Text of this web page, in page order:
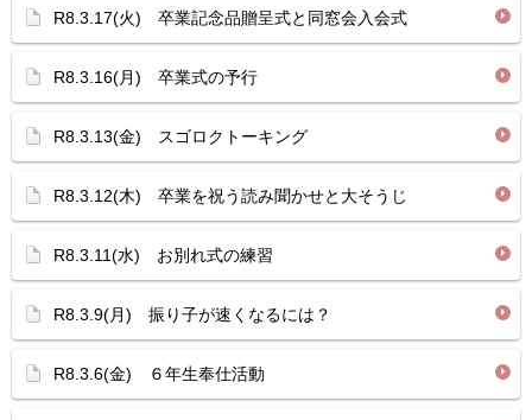
R8.3.17(火) 卒業記念品贈呈式と同窓会入会式
R8.3.16(月) 卒業式の予行
R8.3.13(金) スゴロクトーキング
R8.3.12(木) 卒業を祝う読み聞かせと大そうじ
R8.3.11(水) お別れ式の練習
R8.3.9(月) 振り子が速くなるには？
R8.3.6(金) ６年生奉仕活動